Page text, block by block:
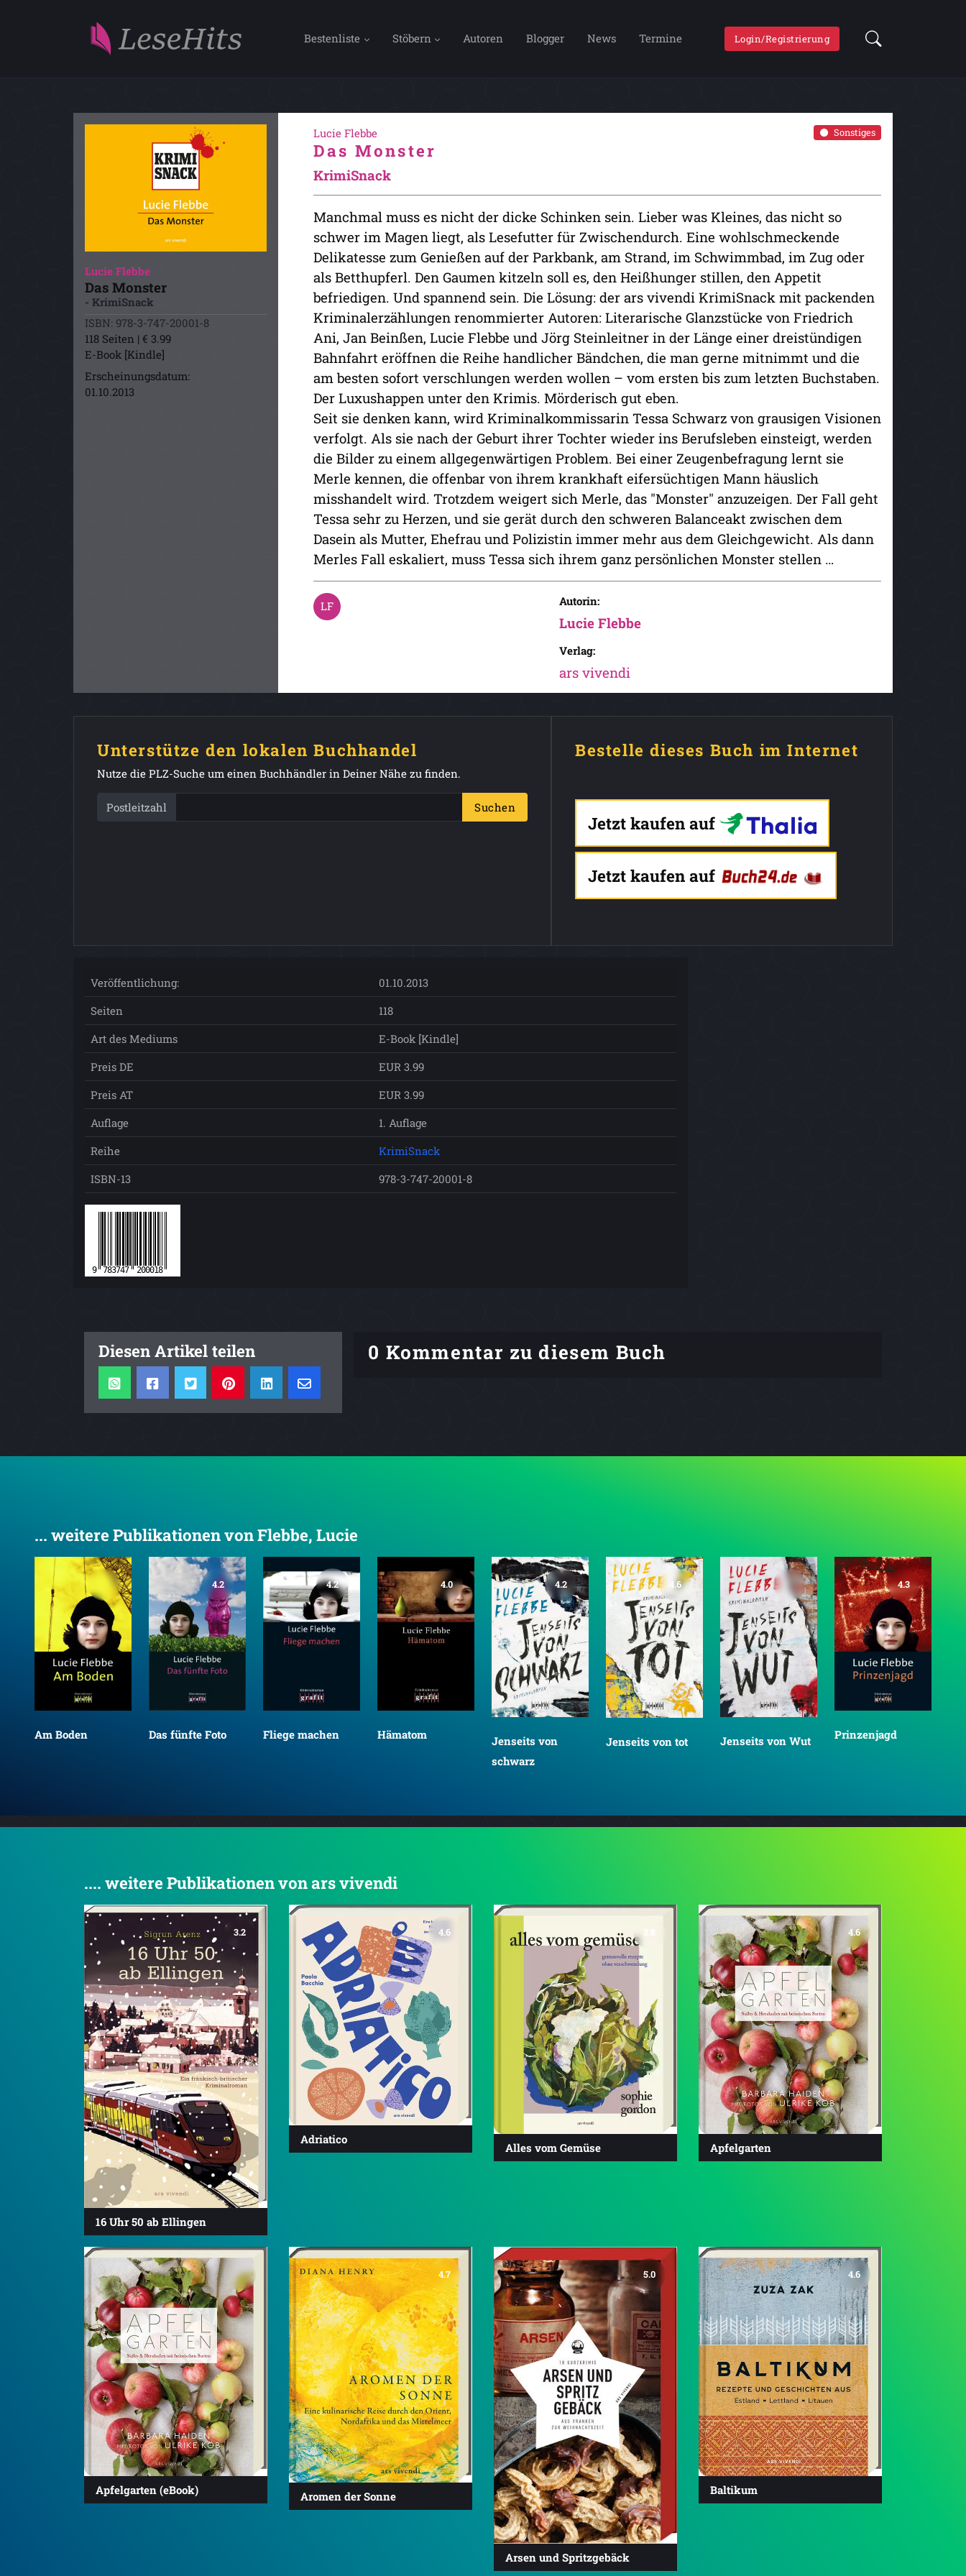
Bestenliste Stöbern Autoren Blogger News Termine Login/Registrierung
Lucie Flebbe
Das Monster
- KrimiSnack
ISBN: 978-3-747-20001-8
118 Seiten | € 3.99
E-Book [Kindle]
Erscheinungsdatum:
01.10.2013
Sonstiges
Lucie Flebbe
Das Monster
KrimiSnack
Manchmal muss es nicht der dicke Schinken sein. Lieber was Kleines, das nicht so
schwer im Magen liegt, als Lesefutter für Zwischendurch. Eine wohlschmeckende
Delikatesse zum Genießen auf der Parkbank, am Strand, im Schwimmbad, im Zug oder
als Betthupferl. Den Gaumen kitzeln soll es, den Heißhunger stillen, den Appetit
befriedigen. Und spannend sein. Die Lösung: der ars vivendi KrimiSnack mit packenden
Kriminalerzählungen renommierter Autoren: Literarische Glanzstücke von Friedrich
Ani, Jan Beinßen, Lucie Flebbe und Jörg Steinleitner in der Länge einer dreistündigen
Bahnfahrt eröffnen die Reihe handlicher Bändchen, die man gerne mitnimmt und die
am besten sofort verschlungen werden wollen – vom ersten bis zum letzten Buchstaben.
Der Luxushappen unter den Krimis. Mörderisch gut eben.
Seit sie denken kann, wird Kriminalkommissarin Tessa Schwarz von grausigen Visionen
verfolgt. Als sie nach der Geburt ihrer Tochter wieder ins Berufsleben einsteigt, werden
die Bilder zu einem allgegenwärtigen Problem. Bei einer Zeugenbefragung lernt sie
Merle kennen, die offenbar von ihrem krankhaft eifersüchtigen Mann häuslich
misshandelt wird. Trotzdem weigert sich Merle, das "Monster" anzuzeigen. Der Fall geht
Tessa sehr zu Herzen, und sie gerät durch den schweren Balanceakt zwischen dem
Dasein als Mutter, Ehefrau und Polizistin immer mehr aus dem Gleichgewicht. Als dann
Merles Fall eskaliert, muss Tessa sich ihrem ganz persönlichen Monster stellen …
Autorin:
Lucie Flebbe
Verlag:
ars vivendi
Unterstütze den lokalen Buchhandel
Nutze die PLZ-Suche um einen Buchhändler in Deiner Nähe zu finden.
Postleitzahl Suchen
Bestelle dieses Buch im Internet
Jetzt kaufen auf
Jetzt kaufen auf
Veröffentlichung:
01.10.2013
Seiten
118
Art des Mediums
E-Book [Kindle]
Preis DE
EUR 3.99
Preis AT
EUR 3.99
Auflage
1. Auflage
Reihe
KrimiSnack
ISBN-13
978-3-747-20001-8
Diesen Artikel teilen 0 Kommentar zu diesem Buch
... weitere Publikationen von Flebbe, Lucie
Am Boden
4.2
Das fünfte Foto
4.2
Fliege machen
4.0
Hämatom
4.2
Jenseits von
schwarz
4.6
Jenseits von tot Jenseits von Wut
4.3
Prinzenjagd
.... weitere Publikationen von ars vivendi
3.2
16 Uhr 50 ab Ellingen
4.6
Adriatico
3.8
Alles vom Gemüse
4.6
Apfelgarten
Apfelgarten (eBook)
4.7
Aromen der Sonne
5.0
Arsen und Spritzgebäck
4.6
Baltikum